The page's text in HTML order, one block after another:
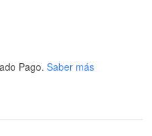
Pago. Saber más